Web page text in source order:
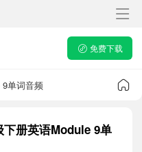
免费下载
单词音频
册英语Module 9单